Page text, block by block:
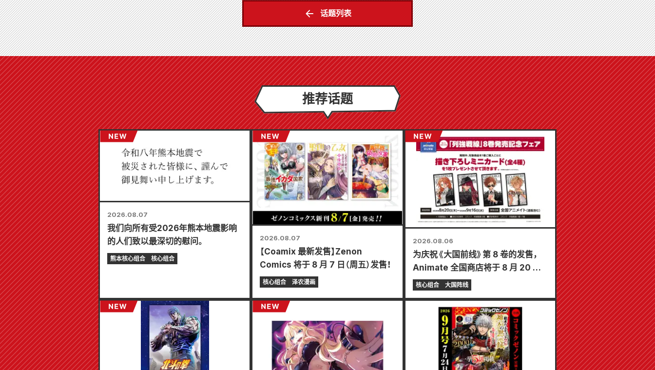
话题列表
推荐话题
2026.08.07
我们向所有受2026年熊本地震影响
的人们致以最深切的慰问。
熊本核心组合 核心组合
2026.08.07
【Coamix 最新发售】Zenon
Comics 将于 8 月 7 日（周五）发售！
核心组合 泽农漫画
2026.08.06
为庆祝《大国前线》第 8 卷的发售，
Animate 全国商店将于 8 月 20 日
起举办限时展销会，届时可获得特制
迷你卡片（共 4 种）！
核心组合 大国阵线